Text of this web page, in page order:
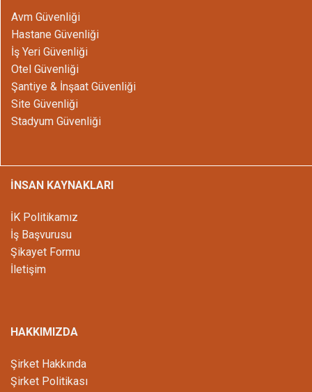
Avm Güvenliği
Hastane Güvenliği
İş Yeri Güvenliği
Otel Güvenliği
Şantiye & İnşaat Güvenliği
Site Güvenliği
Stadyum Güvenliği
İNSAN KAYNAKLARI
İK Politikamız
İş Başvurusu
Şikayet Formu
İletişim
HAKKIMIZDA
Şirket Hakkında
Şirket Politikası